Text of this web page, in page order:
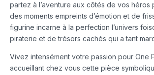
partez à l’aventure aux côtés de vos héros
des moments empreints d’émotion et de
figurine incarne à la perfection l’univers
piraterie et de trésors cachés qui a tant
Vivez intensément votre passion pour One
accueillant chez vous cette pièce